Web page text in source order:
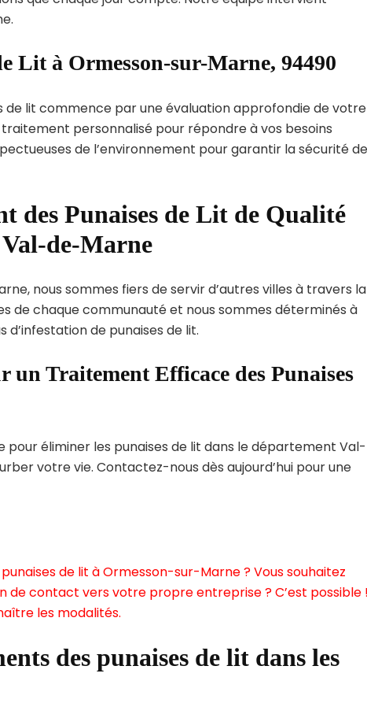
Lit à Ormesson-sur-Marne, 94490
lit commence par une évaluation approfondie de votre
personnalisé pour répondre à vos besoins
de l’environnement pour garantir la sécurité de
des Punaises de Lit de Qualité
de-Marne
nous sommes fiers de servir d’autres villes à travers la
de chaque communauté et nous sommes déterminés à
de punaises de lit.
un Traitement Efficace des Punaises
éliminer les punaises de lit dans le département Val-
votre vie. Contactez-nous dès aujourd’hui pour une
de lit à Ormesson-sur-Marne ? Vous souhaitez
contact vers votre propre entreprise ? C’est possible !
les modalités.
des punaises de lit dans les